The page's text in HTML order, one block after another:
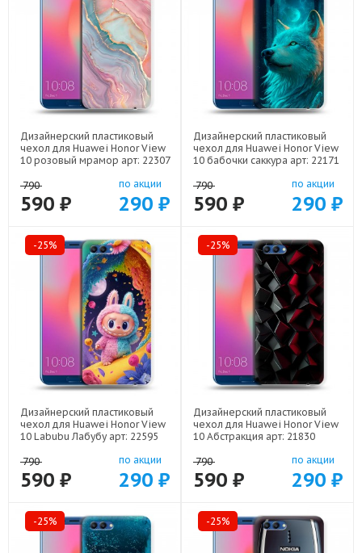
Дизайнерский пластиковый
чехол для Huawei Honor View
10 розовый мрамор арт: 22307
790
590 ₽
по акции
290 ₽
Дизайнерский пластиковый
чехол для Huawei Honor View
10 бабочки саккура арт: 22171
790
590 ₽
по акции
290 ₽
-25%
Дизайнерский пластиковый
чехол для Huawei Honor View
10 Labubu Лабубу арт: 22595
790
590 ₽
по акции
290 ₽
-25%
Дизайнерский пластиковый
чехол для Huawei Honor View
10 Абстракция арт: 21830
790
590 ₽
по акции
290 ₽
-25% -25%